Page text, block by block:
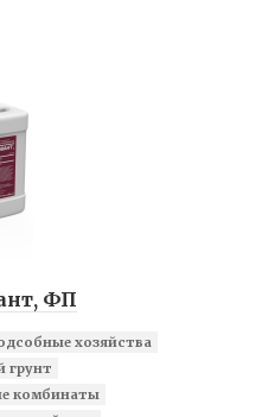
ФП
хозяйства
грунт
комбинаты